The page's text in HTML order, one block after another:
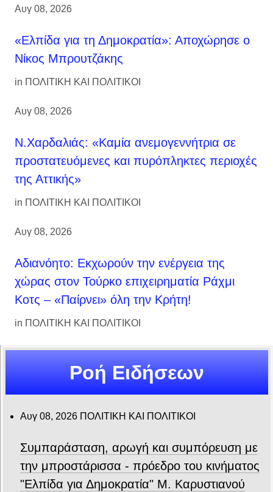
Αυγ 08, 2026
«Ελπίδα για τη Δημοκρατία»: Αποχώρησε ο
Νίκος Μπρουτζάκης
in ΠΟΛΙΤΙΚΗ ΚΑΙ ΠΟΛΙΤΙΚΟΙ
Αυγ 08, 2026
Ν.Χαρδαλιάς: «Καμία ανεμογεννήτρια σε
προστατευόμενες και πυρόπληκτες περιοχές
της Αττικής»
in ΠΟΛΙΤΙΚΗ ΚΑΙ ΠΟΛΙΤΙΚΟΙ
Αυγ 08, 2026
Αδιανόητο: Εκχωρούν την ενέργεια της
χώρας στον Τούρκο επιχειρηματία Ράχμι
Κοτς – «Παίρνει» όλη την Κρήτη!
in ΠΟΛΙΤΙΚΗ ΚΑΙ ΠΟΛΙΤΙΚΟΙ
Ροή Ειδήσεων
Αυγ 08, 2026 ΠΟΛΙΤΙΚΗ ΚΑΙ ΠΟΛΙΤΙΚΟΙ
Συμπαράσταση, αρωγή και συμπόρευση με
την μπροστάρισσα - πρόεδρο του κινήματος
"Ελπίδα για Δημοκρατία" Μ. Καρυστιανού